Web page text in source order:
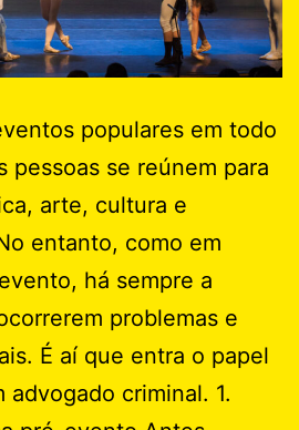
populares em todo
pessoas se reúnem para
arte, cultura e
entanto, como em
há sempre a
problemas e
É aí que entra o papel
criminal. 1.